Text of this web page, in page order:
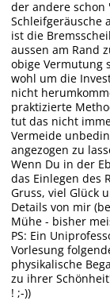
der andere
Schleifgeräusche
ist die
aussen am Rand
obige Vermutung
wohl um die
nicht
praktizierte
tut das nicht
Vermeide
angezogen zu
Wenn Du in der
das Einlegen des
Gruss, viel Glück
Details von mir
Mühe - bisher
PS: Ein
Vorlesung
physikalische
zu ihrer
! ;-))